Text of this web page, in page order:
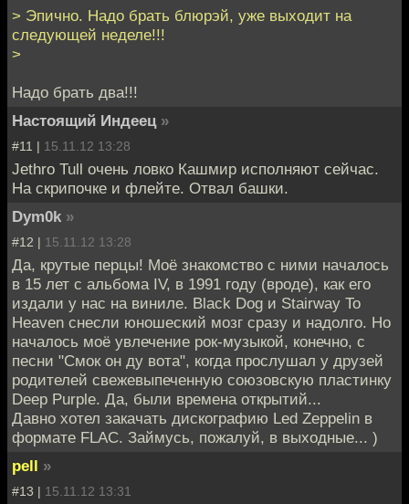
> Эпично. Надо брать блюрэй, уже выходит на
следующей неделе!!!
>
Надо брать два!!!
Настоящий Индеец »
#11 | 15.11.12 13:28
Jethro Tull очень ловко Кашмир исполняют сейчас.
На скрипочке и флейте. Отвал башки.
Dym0k »
#12 | 15.11.12 13:28
Да, крутые перцы! Моё знакомство с ними началось
в 15 лет с альбома IV, в 1991 году (вроде), как его
издали у нас на виниле. Black Dog и Stairway To
Heaven снесли юношеский мозг сразу и надолго. Но
началось моё увлечение рок-музыкой, конечно, с
песни "Смок он ду вота", когда прослушал у друзей
родителей свежевыпеченную союзовскую пластинку
Deep Purple. Да, были времена открытий...
Давно хотел закачать дискографию Led Zeppelin в
формате FLAC. Займусь, пожалуй, в выходные... )
pell »
#13 | 15.11.12 13:31